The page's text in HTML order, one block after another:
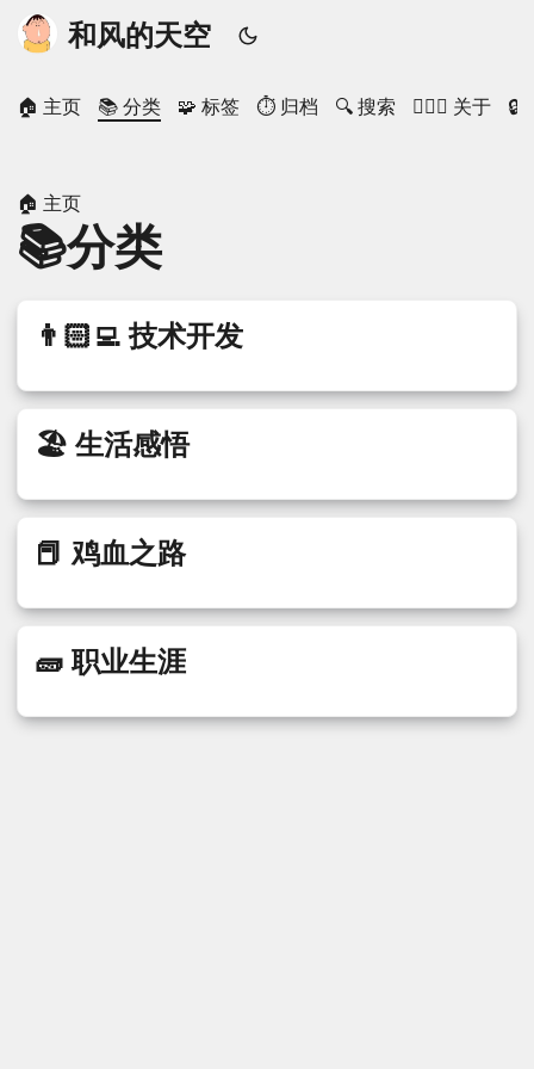
和风的天空
🏠 主页 📚 分类 🧩 标签 ⏱ 归档 🔍 搜索 🙋🏻‍♂️ 关于 🔒
🏠 主页
📚分类
👨🏻‍💻 技术开发
🏖 生活感悟
📕 鸡血之路
🧱 职业生涯